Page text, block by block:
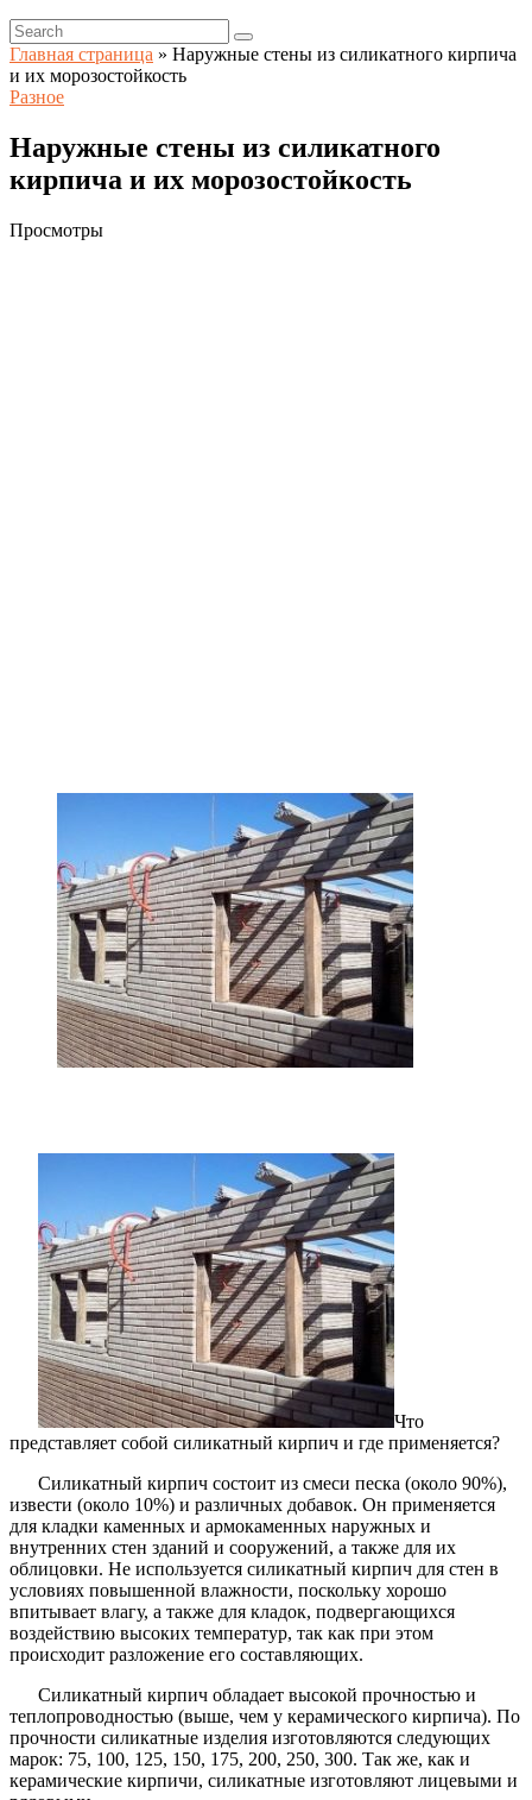
Главная страница » Наружные стены из силикатного кирпича
и их морозостойкость
Разное
Наружные стены из силикатного
кирпича и их морозостойкость
Просмотры
Что
представляет собой силикатный кирпич и где применяется?
Силикатный кирпич состоит из смеси песка (около 90%),
извести (около 10%) и различных добавок. Он применяется
для кладки каменных и армокаменных наружных и
внутренних стен зданий и сооружений, а также для их
облицовки. Не используется силикатный кирпич для стен в
условиях повышенной влажности, поскольку хорошо
впитывает влагу, а также для кладок, подвергающихся
воздействию высоких температур, так как при этом
происходит разложение его составляющих.
Силикатный кирпич обладает высокой прочностью и
теплопроводностью (выше, чем у керамического кирпича). По
прочности силикатные изделия изготовляются следующих
марок: 75, 100, 125, 150, 175, 200, 250, 300. Так же, как и
керамические кирпичи, силикатные изготовляют лицевыми и